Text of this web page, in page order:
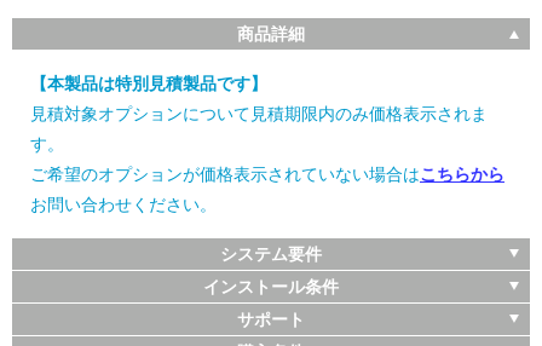
商品詳細
【本製品は特別見積製品です】
見積対象オプションについて見積期限内のみ価格表示されま
す。
ご希望のオプションが価格表示されていない場合はこちらから
お問い合わせください。
システム要件
インストール条件
サポート